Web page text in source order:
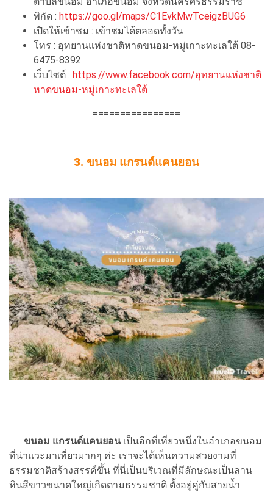
พิกัด : https://goo.gl/maps/C1EvkMwTceigzBUG6
เปิดให้เข้าชม : เข้าชมได้ตลอดทั้งวัน
โทร : อุทยานแห่งชาติหาดขนอม-หมู่เกาะทะเลใต้ 08-
6475-8392
เว็บไซต์ : https://www.facebook.com/อุทยานแห่งชาติ
หาดขนอม-หมู่เกาะทะเลใต้
================
3. ขนอม แกรนด์แคนยอน
ขนอม แกรนด์แคนยอนเป็นอีกที่เที่ยวหนึ่งในอำเภอขนอม
ที่น่าแวะมาเที่ยวมากๆ ค่ะ เราจะได้เห็นความสวยงามที่
ธรรมชาติสร้างสรรค์ขึ้น ที่นี่เป็นบริเวณที่มีลักษณะเป็นลาน
หินสีขาวขนาดใหญ่เกิดตามธรรมชาติ ตั้งอยู่คู่กับสายน้ำ